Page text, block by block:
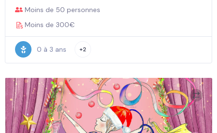
Moins de 50 personnes
Moins de 300€
0 à 3 ans +2